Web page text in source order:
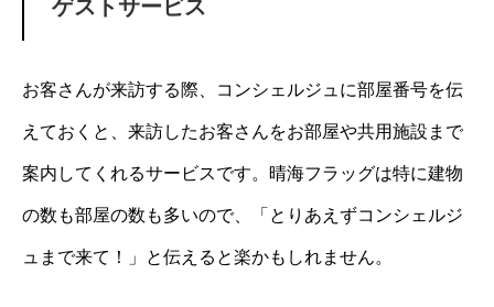
ゲストサービス
お客さんが来訪する際、コンシェルジュに部屋番号を伝
えておくと、来訪したお客さんをお部屋や共用施設まで
案内してくれるサービスです。晴海フラッグは特に建物
の数も部屋の数も多いので、「とりあえずコンシェルジ
ュまで来て！」と伝えると楽かもしれません。